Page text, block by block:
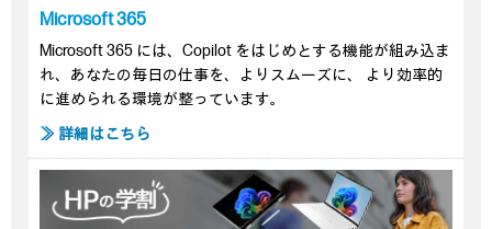
Microsoft 365
Microsoft 365 には、Copilot をはじめとする機能が組み込ま
れ、あなたの毎日の仕事を、よりスムーズに、 より効率的
に進められる環境が整っています。
≫ 詳細はこちら